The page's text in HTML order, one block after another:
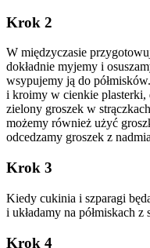
Krok 2
W międzyczasie
dokładnie myjemy i
wsypujemy ją do
i kroimy w cienkie plasterki,
zielony groszek w
możemy również użyć
odcedzamy groszek z
Krok 3
Kiedy cukinia i szparagi
i układamy na półmiskach z
Krok 4